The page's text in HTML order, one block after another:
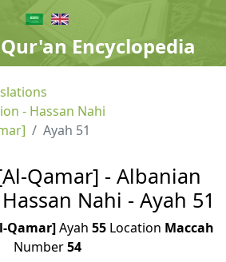
Encyclopedia
- Hassan Nahi
Ayah 51
Qamar] - Albanian
Nahi - Ayah 51
Qamar]Ayah 55 Location Maccah
Number54